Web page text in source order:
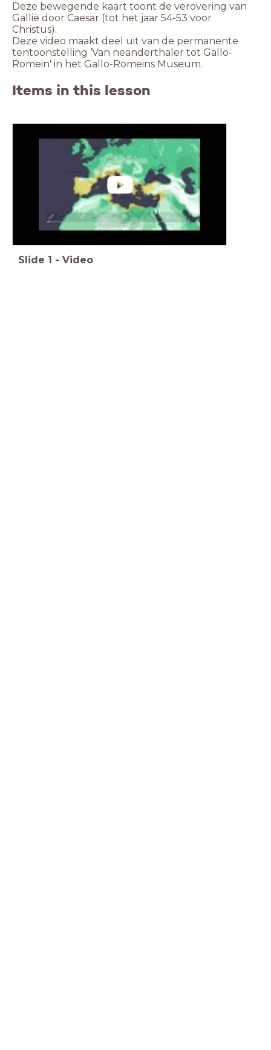
Deze bewegende kaart toont de verovering van
Gallië door Caesar (tot het jaar 54-53 voor
Christus).
Deze video maakt deel uit van de permanente
tentoonstelling ‘Van neanderthaler tot Gallo-
Romein' in het Gallo-Romeins Museum.
Items in this lesson
Slide 1 - Video